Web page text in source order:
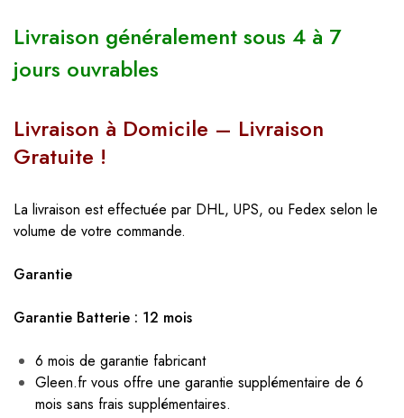
Livraison généralement sous 4 à 7
jours ouvrables
Livraison à Domicile – Livraison
Gratuite !
La livraison est effectuée par DHL, UPS, ou Fedex selon le
volume de votre commande.
Garantie
Garantie Batterie : 12 mois
6 mois de garantie fabricant
Gleen.fr vous offre une garantie supplémentaire de 6
mois sans frais supplémentaires.